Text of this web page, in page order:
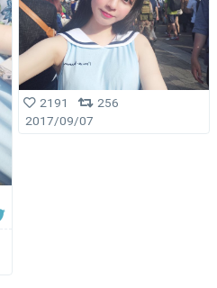
2191
256
2017/09/07